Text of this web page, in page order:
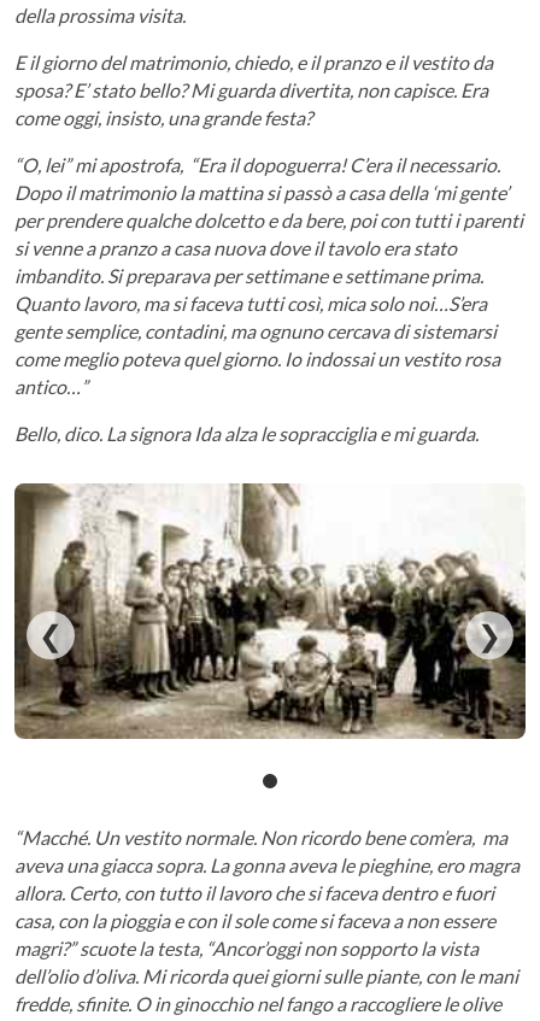
della prossima visita.
E il giorno del matrimonio, chiedo, e il pranzo e il vestito da
sposa? E’ stato bello? Mi guarda divertita, non capisce. Era
come oggi, insisto, una grande festa?
“O, lei” mi apostrofa, “Era il dopoguerra! C’era il necessario.
Dopo il matrimonio la mattina si passò a casa della ‘mi gente’
per prendere qualche dolcetto e da bere, poi con tutti i parenti
si venne a pranzo a casa nuova dove il tavolo era stato
imbandito. Si preparava per settimane e settimane prima.
Quanto lavoro, ma si faceva tutti così, mica solo noi…S’era
gente semplice, contadini, ma ognuno cercava di sistemarsi
come meglio poteva quel giorno. Io indossai un vestito rosa
antico…”
Bello, dico. La signora Ida alza le sopracciglia e mi guarda.
❮ ❯
“Macché. Un vestito normale. Non ricordo bene com’era, ma
aveva una giacca sopra. La gonna aveva le pieghine, ero magra
allora. Certo, con tutto il lavoro che si faceva dentro e fuori
casa, con la pioggia e con il sole come si faceva a non essere
magri?” scuote la testa, “Ancor’oggi non sopporto la vista
dell’olio d’oliva. Mi ricorda quei giorni sulle piante, con le mani
fredde, sfinite. O in ginocchio nel fango a raccogliere le olive